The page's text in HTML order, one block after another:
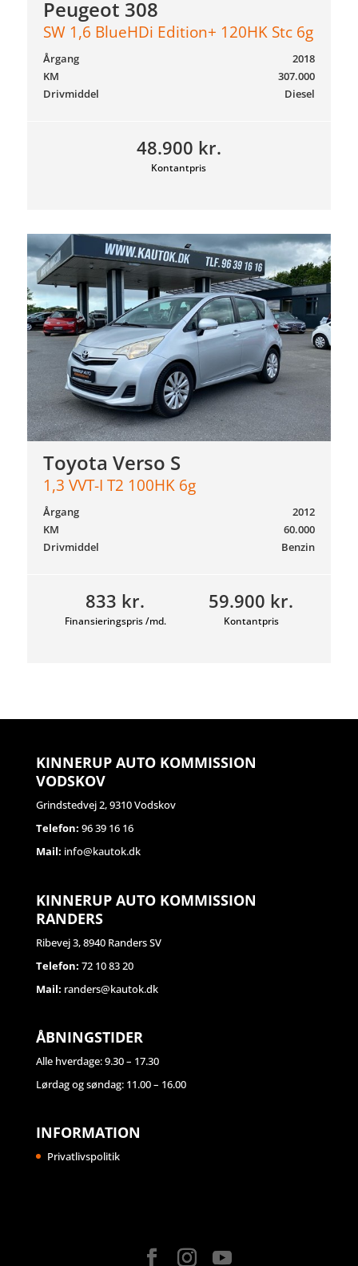
Peugeot 308
SW 1,6 BlueHDi Edition+ 120HK Stc 6g
48.900 kr.
Kontantpris
2018
Årgang
307.000
KM
Diesel
Drivmiddel
Toyota Verso S
1,3 VVT-I T2 100HK 6g
833 kr.
Finansieringspris /md.
59.900 kr.
Kontantpris
2012
Årgang
60.000
KM
Benzin
Drivmiddel
KINNERUP AUTO KOMMISSION
VODSKOV
Grindstedvej 2, 9310 Vodskov
Telefon: 96 39 16 16
Mail: info@kautok.dk
KINNERUP AUTO KOMMISSION
RANDERS
Ribevej 3, 8940 Randers SV
Telefon: 72 10 83 20
Mail: randers@kautok.dk
ÅBNINGSTIDER
Alle hverdage: 9.30 – 17.30
Lørdag og søndag: 11.00 – 16.00
INFORMATION
Privatlivspolitik